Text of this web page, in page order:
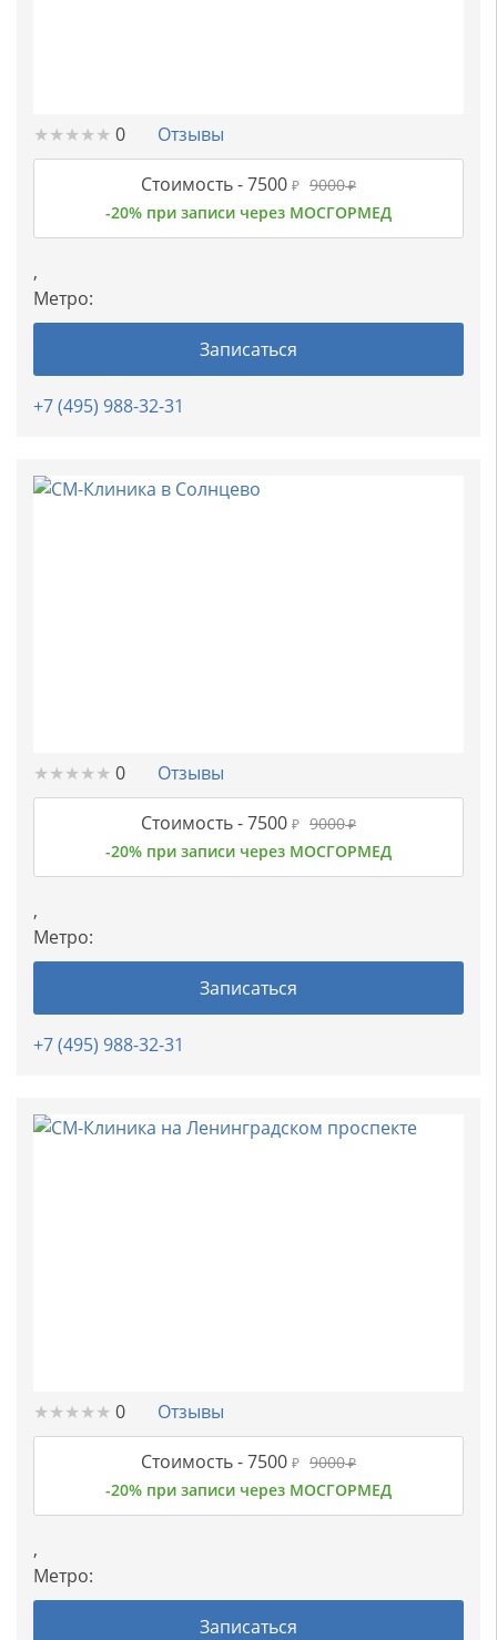
★★★★★
★★★★★ 0 Отзывы
Стоимость -7500 ₽ 9000₽
-20% при записи через МОСГОРМЕД
,
Метро:
Записаться
+7 (495) 988-32-31
★★★★★
★★★★★ 0 Отзывы
Стоимость -7500 ₽ 9000₽
-20% при записи через МОСГОРМЕД
,
Метро:
Записаться
+7 (495) 988-32-31
★★★★★
★★★★★ 0 Отзывы
Стоимость -7500 ₽ 9000₽
-20% при записи через МОСГОРМЕД
,
Метро:
Записаться